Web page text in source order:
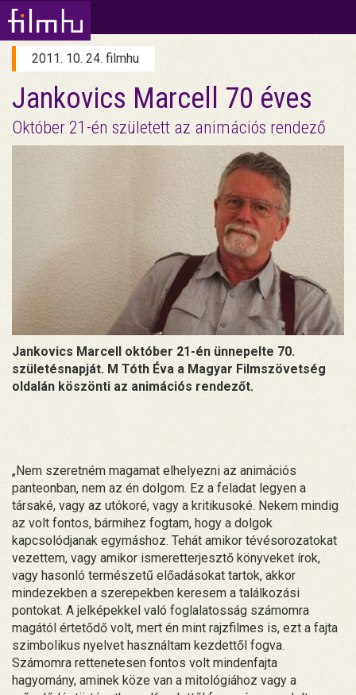
2011. 10. 24. filmhu
Jankovics Marcell 70 éves
Október 21-én született az animációs rendező
Jankovics Marcell október 21-én ünnepelte 70.
születésnapját. M Tóth Éva a Magyar Filmszövetség
oldalán köszönti az animációs rendezőt.
„Nem szeretném magamat elhelyezni az animációs
panteonban, nem az én dolgom. Ez a feladat legyen a
társaké, vagy az utókoré, vagy a kritikusoké. Nekem mindig
az volt fontos, bármihez fogtam, hogy a dolgok
kapcsolódjanak egymáshoz. Tehát amikor tévésorozatokat
vezettem, vagy amikor ismeretterjesztő könyveket írok,
vagy hasonló természetű előadásokat tartok, akkor
mindezekben a szerepekben keresem a találkozási
pontokat. A jelképekkel való foglalatosság számomra
magától értetődő volt, mert én mint rajzfilmes is, ezt a fajta
szimbolikus nyelvet használtam kezdettől fogva.
Számomra rettenetesen fontos volt mindenfajta
hagyomány, aminek köze van a mitológiához vagy a